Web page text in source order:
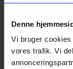
Denne
Vi bruger
vores trafik. Vi